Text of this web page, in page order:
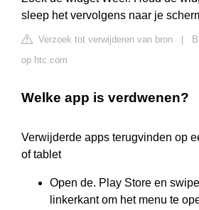
sleep het vervolgens naar je
Verzoek tot verwijderen van bron
op htc.com
Welke app is verdwenen?
Verwijderde apps terugvinden op
of tablet
Open de. Play Store en
linkerkant om het menu te